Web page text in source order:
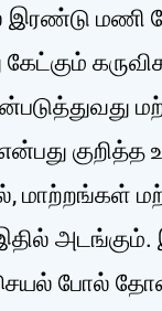
இரண்டு மணி
என்பது
மாற்றங்கள்
அடங்கும்.
போல்